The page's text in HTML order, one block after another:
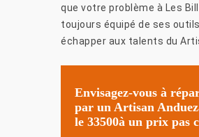
que votre problème à Les
toujours équipé de ses
échapper aux talents du
Envisagez-vous à
par un Artisan
le 33500à un prix pas